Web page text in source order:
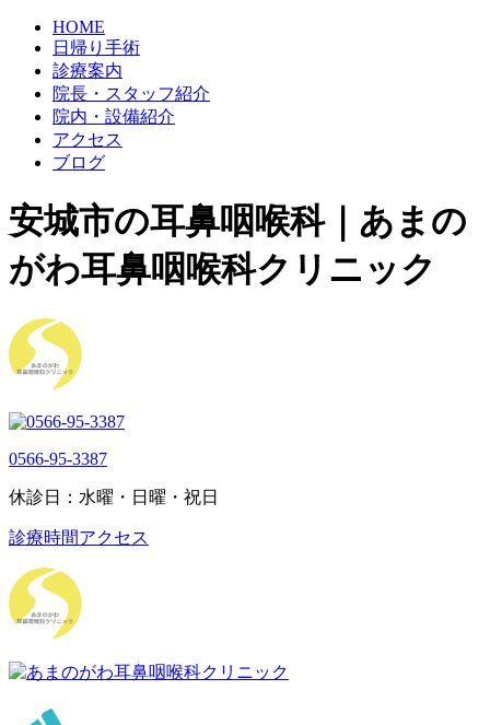
HOME
日帰り手術
診療案内
院長・スタッフ紹介
院内・設備紹介
アクセス
ブログ
安城市の耳鼻咽喉科｜あまの
がわ耳鼻咽喉科クリニック
0566-95-3387
休診日：水曜・日曜・祝日
診療時間アクセス